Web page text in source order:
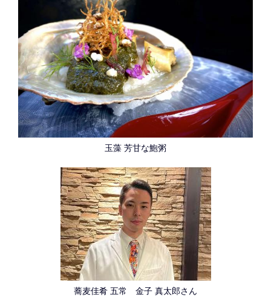
玉藻 芳甘な鮑粥
蕎麦佳肴 五常 金子 真太郎さん